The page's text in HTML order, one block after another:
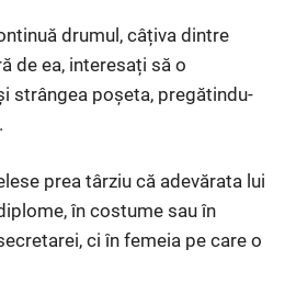
drumul, câțiva dintre
de ea, interesați să o
strângea poșeta, pregătindu-
prea târziu că adevărata lui
în costume sau în
ci în femeia pe care o